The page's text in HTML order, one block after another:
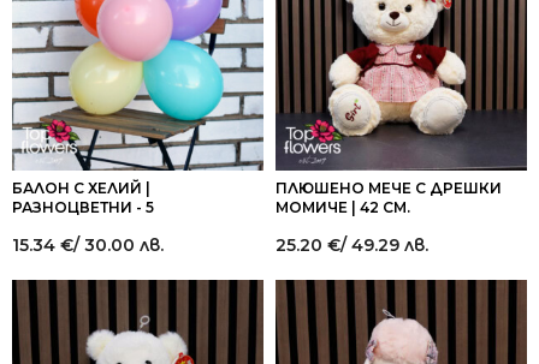
БАЛОН С ХЕЛИЙ |
РАЗНОЦВЕТНИ - 5
15.34 €/ 30.00 лв.
ПЛЮШЕНО МЕЧЕ С ДРЕШКИ
МОМИЧЕ | 42 СМ.
25.20 €/ 49.29 лв.